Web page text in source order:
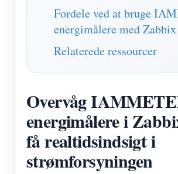
Fordele ved at bruge
energimålere med Zabbix
Relaterede ressourcer
Overvåg
energimålere i
få realtidsindsigt i
strømforsyningen